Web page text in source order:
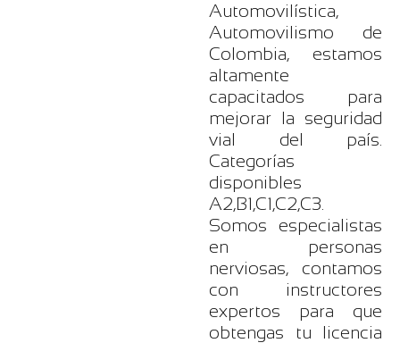
Automovilística,
Automovilismo de
Colombia, estamos
altamente
capacitados para
mejorar la seguridad
vial del país.
Categorías
disponibles
A2,B1,C1,C2,C3.
Somos especialistas
en personas
nerviosas, contamos
con instructores
expertos para que
obtengas tu licencia